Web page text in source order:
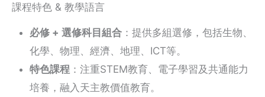
課程特色 & 教學語言
必修 + 選修科目組合 ：提供多組選修，包括生物、
化學、物理、經濟、地理、ICT等。
特色課程 ：注重STEM教育、電子學習及共通能力
培養，融入天主教價值教育。